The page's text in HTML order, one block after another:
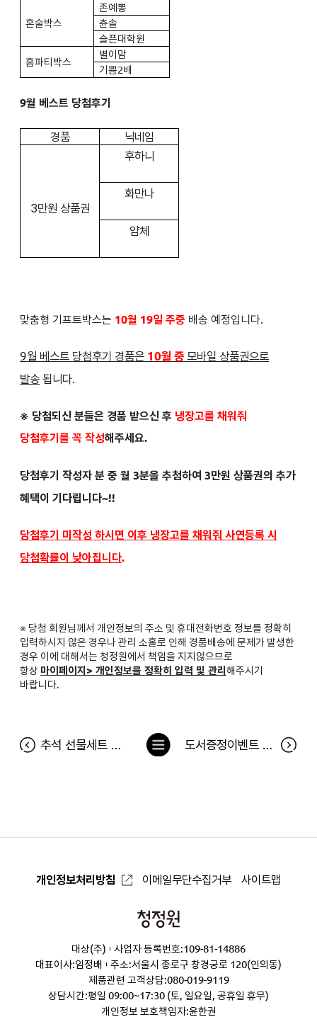
혼술박스
존예뽕
츈솔
슬픈대학원
홈파티박스
별이맘
기쁨2배
9월 베스트 당첨후기
경품 닉네임
3만원 상품권
후하니
화만나
얌체
맞춤형 기프트박스는 10월 19일 주중 배송 예정입니다.
9월 베스트 당첨후기 경품은 10월 중 모바일 상품권으로
발송 됩니다.
※ 당첨되신 분들은 경품 받으신 후 냉장고를 채워줘
당첨후기를 꼭 작성해주세요.
당첨후기 작성자 분 중 월 3분을 추첨하여 3만원 상품권의 추가
혜택이 기다립니다~!!
당첨후기 미작성 하시면 이후 냉장고를 채워줘 사연등록 시
당첨확률이 낮아집니다.
※ 당첨 회원님께서 개인정보의 주소 및 휴대전화번호 정보를 정확히
입력하시지 않은 경우나 관리 소홀로 인해 경품배송에 문제가 발생한
경우 이에 대해서는 청정원에서 책임을 지지않으므로
항상 마이페이지> 개인정보를 정확히 입력 및 관리 해주시기
바랍니다.
추석 선물세트 아이콘 찾기 이벤트 당첨자 도서증정이벤트 <하루 10분 인문학> 당첨자
목
개인정보처리방침 이메일무단수집거부 사이트맵
청
원
대상(주)
사업자 등록번호:109-81-14886
대표이사:임정배
주소:서울시 종로구 창경궁로 120(인의동)
제품관련 고객상담:080-019-9119
상담시간:평일 09:00~17:30 (토, 일요일, 공휴일 휴무)
개인정보 보호책임자:윤한권